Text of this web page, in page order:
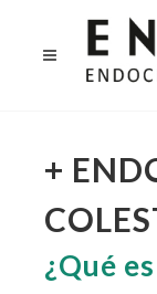
+
¿Qué